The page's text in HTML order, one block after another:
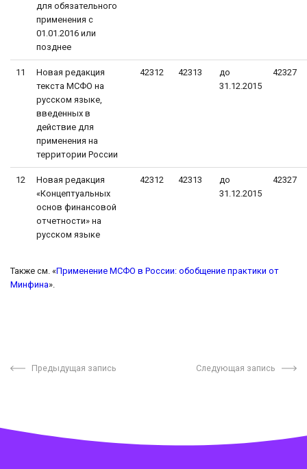
для обязательного
применения с
01.01.2016 или
позднее
11
Новая редакция
текста МСФО на
русском языке,
введенных в
действие для
применения на
территории России
42312 42313
до
31.12.2015
42327
12
Новая редакция
«Концептуальных
основ финансовой
отчетности» на
русском языке
42312 42313
до
31.12.2015
42327
Также см. «Применение МСФО в России: обобщение практики от
Минфина».
Предыдущая запись Следующая запись